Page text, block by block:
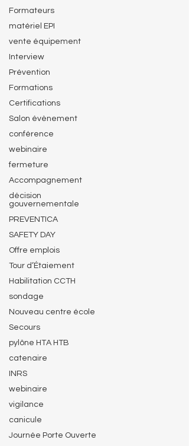
Formateurs
matériel EPI
vente équipement
Interview
Prévention
Formations
Certifications
Salon évènement
conférence
webinaire
fermeture
Accompagnement
décision
gouvernementale
PREVENTICA
SAFETY DAY
Offre emplois
Tour d’Étaiement
Habilitation CCTH
sondage
Nouveau centre école
Secours
pylône HTA HTB
catenaire
INRS
webinaire
vigilance
canicule
Journée Porte Ouverte